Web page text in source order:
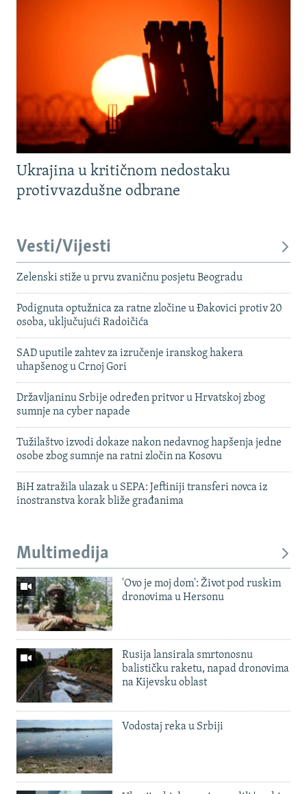
Ukrajina u kritičnom nedostaku
protivvazdušne odbrane
Vesti/Vijesti
Zelenski stiže u prvu zvaničnu posjetu Beogradu
Podignuta optužnica za ratne zločine u Đakovici protiv 20
osoba, uključujući Radoičića
SAD uputile zahtev za izručenje iranskog hakera
uhapšenog u Crnoj Gori
Državljaninu Srbije određen pritvor u Hrvatskoj zbog
sumnje na cyber napade
Tužilaštvo izvodi dokaze nakon nedavnog hapšenja jedne
osobe zbog sumnje na ratni zločin na Kosovu
BiH zatražila ulazak u SEPA: Jeftiniji transferi novca iz
inostranstva korak bliže građanima
Multimedija
'Ovo je moj dom': Život pod ruskim
dronovima u Hersonu
Rusija lansirala smrtonosnu
balističku raketu, napad dronovima
na Kijevsku oblast
Vodostaj reka u Srbiji